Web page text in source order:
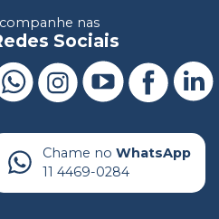
nas
Sociais
Chame no WhatsApp
11 4469-0284